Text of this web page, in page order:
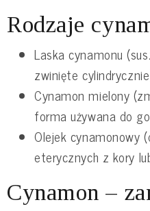
Rodzaje
Laska cynamonu
zwinięte
Cynamon mielony
forma używana do
Olejek cynamonowy
eterycznych z kory
Cynamon –